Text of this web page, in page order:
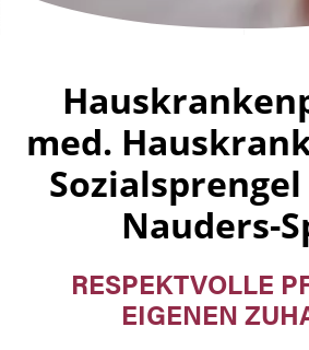
med.
Nauders-
RESPEKTVOLLE
EIGENEN